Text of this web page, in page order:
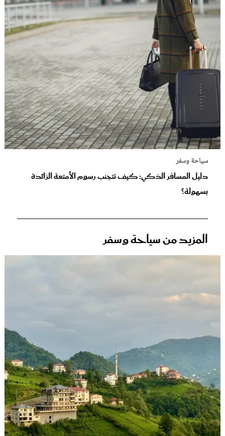
سياحة وسفر
دليل المسافر الذكي: كيف تتجنب رسوم الأمتعة الزائدة
بسهولة؟
المزيد من سياحة وسفر